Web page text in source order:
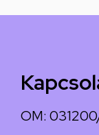
OM: